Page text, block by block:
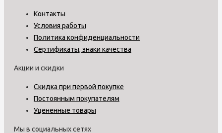
Контакты
Условия работы
Политика конфиденциальности
Сертификаты, знаки качества
Акции и скидки
Скидка при первой покупке
Постоянным покупателям
Уцененные товары
Мы в социальных сетях